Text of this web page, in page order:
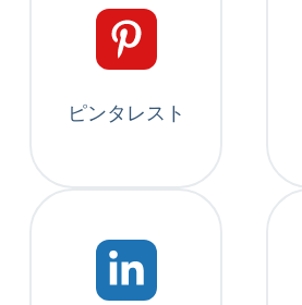
ピンタレスト